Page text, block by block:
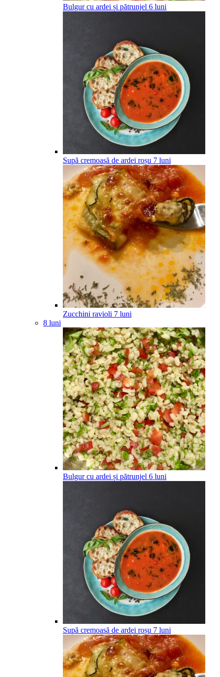
Bulgur cu ardei și pătrunjel 6 luni
Supă cremoasă de ardei roșu 7 luni
Zucchini ravioli 7 luni
8 luni
Bulgur cu ardei și pătrunjel 6 luni
Supă cremoasă de ardei roșu 7 luni